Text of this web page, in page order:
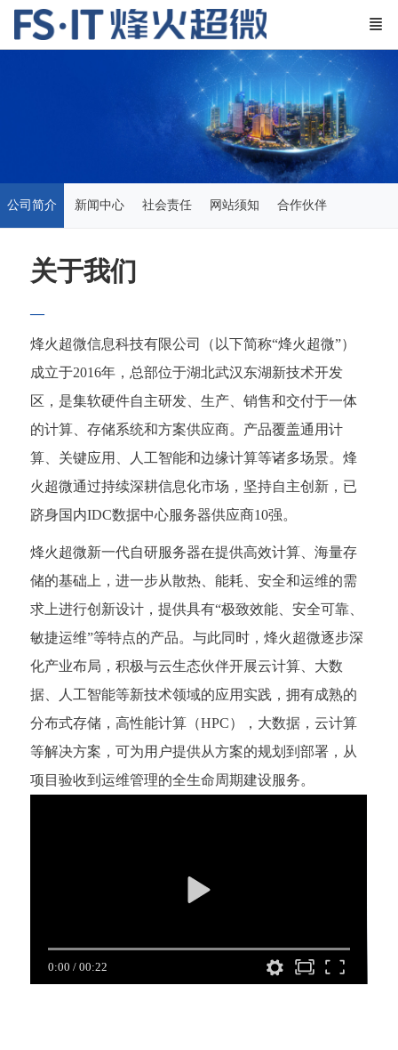
公司简介 新闻中心 社会责任 网站须知 合作伙伴
关于我们
—
烽火超微信息科技有限公司（以下简称“烽火超微”）
成立于2016年，总部位于湖北武汉东湖新技术开发
区，是集软硬件自主研发、生产、销售和交付于一体
的计算、存储系统和方案供应商。产品覆盖通用计
算、关键应用、人工智能和边缘计算等诸多场景。烽
火超微通过持续深耕信息化市场，坚持自主创新，已
跻身国内IDC数据中心服务器供应商10强。
烽火超微新一代自研服务器在提供高效计算、海量存
储的基础上，进一步从散热、能耗、安全和运维的需
求上进行创新设计，提供具有“极致效能、安全可靠、
敏捷运维”等特点的产品。与此同时，烽火超微逐步深
化产业布局，积极与云生态伙伴开展云计算、大数
据、人工智能等新技术领域的应用实践，拥有成熟的
分布式存储，高性能计算（HPC），大数据，云计算
等解决方案，可为用户提供从方案的规划到部署，从
项目验收到运维管理的全生命周期建设服务。
0:00 /00:22